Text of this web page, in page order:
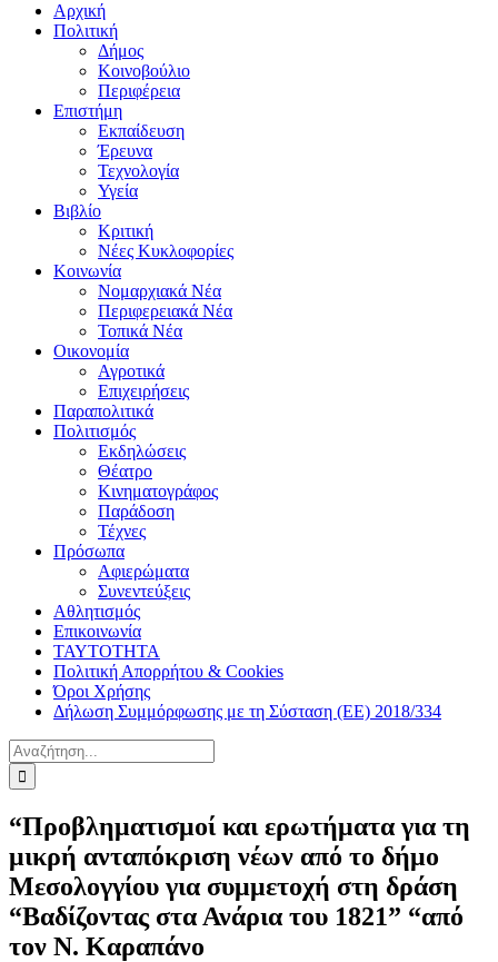
Αρχική
Πολιτική
Δήμος
Κοινοβούλιο
Περιφέρεια
Επιστήμη
Εκπαίδευση
Έρευνα
Τεχνολογία
Υγεία
Βιβλίο
Κριτική
Νέες Κυκλοφορίες
Κοινωνία
Νομαρχιακά Νέα
Περιφερειακά Νέα
Τοπικά Νέα
Οικονομία
Αγροτικά
Επιχειρήσεις
Παραπολιτικά
Πολιτισμός
Εκδηλώσεις
Θέατρο
Κινηματογράφος
Παράδοση
Τέχνες
Πρόσωπα
Αφιερώματα
Συνεντεύξεις
Αθλητισμός
Επικοινωνία
ΤΑΥΤΟΤΗΤΑ
Πολιτική Απορρήτου & Cookies
Όροι Χρήσης
Δήλωση Συμμόρφωσης με τη Σύσταση (ΕΕ) 2018/334
Αναζήτηση
για:
“Προβληματισμοί και ερωτήματα για τη
μικρή ανταπόκριση νέων από το δήμο
Μεσολογγίου για συμμετοχή στη δράση
“Βαδίζοντας στα Ανάρια του 1821” “από
τον Ν. Καραπάνο